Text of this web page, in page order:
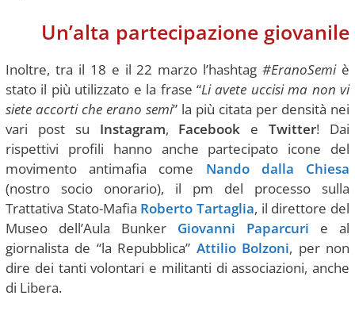
Un’alta partecipazione giovanile
Inoltre, tra il 18 e il 22 marzo l’hashtag#EranoSemiè
stato il più utilizzato e la frase “Li avete uccisi ma non vi
siete accorti che erano semi” la più citata per densità nei
vari post su Instagram, Facebook eTwitter! Dai
rispettivi profili hanno anche partecipato icone del
movimento antimafia come Nando dalla Chiesa
(nostro socio onorario), il pm del processo sulla
Trattativa Stato-Mafia Roberto Tartaglia, il direttore del
Museo dell’Aula Bunker Giovanni Paparcuri e al
giornalista de “la Repubblica” Attilio Bolzoni, per non
dire dei tanti volontari e militanti di associazioni, anche
di Libera.